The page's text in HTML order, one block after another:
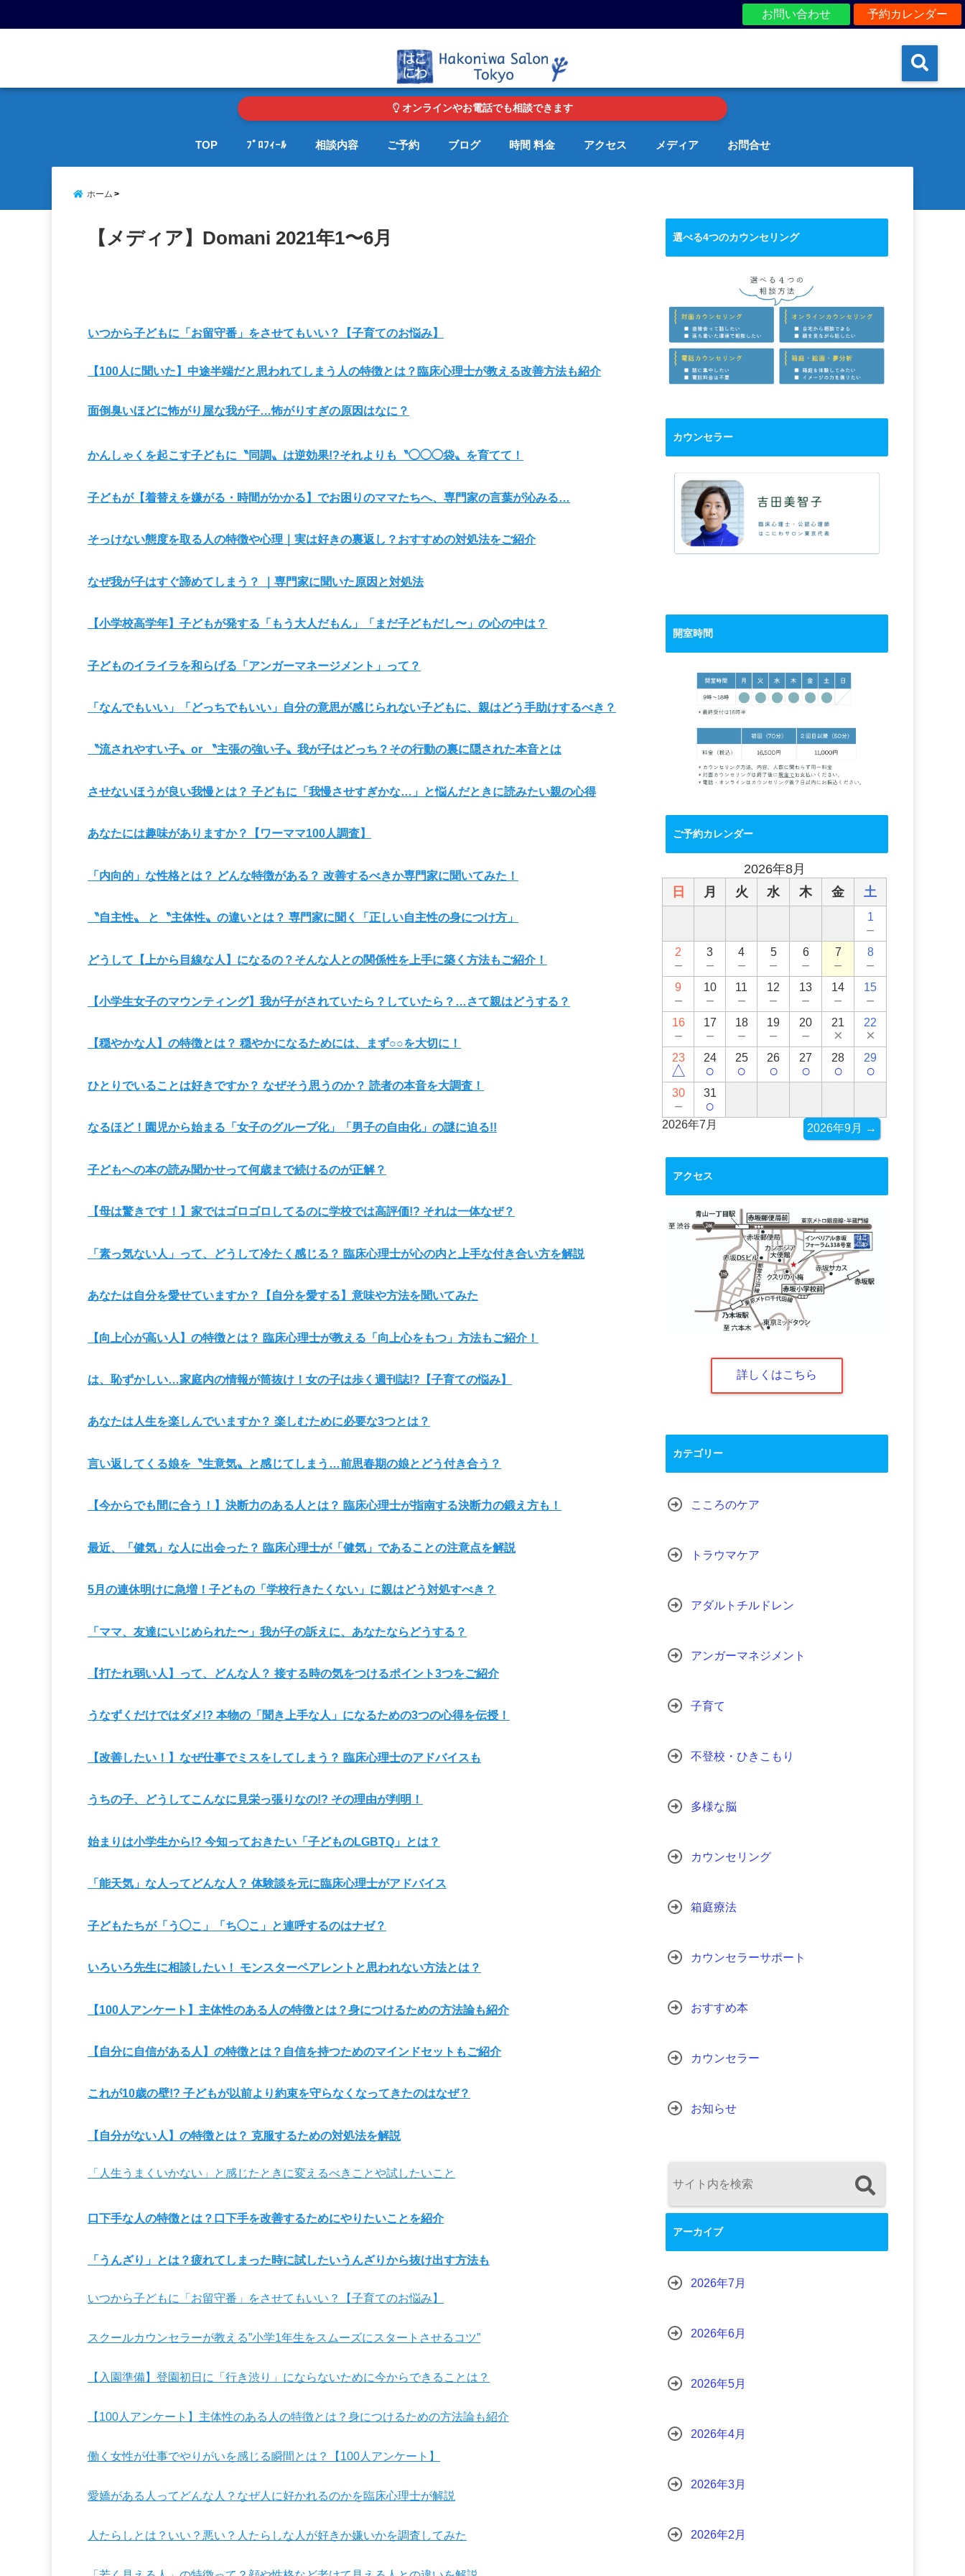
予約カレンダー
お問い合わせ
オンラインやお電話でも相談できます
TOP ﾌﾟﾛﾌｨｰﾙ 相談内容 ご予約 ブログ 時間 料金 アクセス メディア お問合せ
ホーム
【メディア】Domani 2021年1〜6月
いつから子どもに「お留守番」をさせてもいい？【子育てのお悩み】
【100人に聞いた】中途半端だと思われてしまう人の特徴とは？臨床心理士が教える改善方法も紹介
面倒臭いほどに怖がり屋な我が子…怖がりすぎの原因はなに？
かんしゃくを起こす子どもに〝同調〟は逆効果!?それよりも〝◯◯◯袋〟を育てて！
子どもが【着替えを嫌がる・時間がかかる】でお困りのママたちへ、専門家の言葉が沁みる…
そっけない態度を取る人の特徴や心理｜実は好きの裏返し？おすすめの対処法をご紹介
なぜ我が子はすぐ諦めてしまう？ ｜専門家に聞いた原因と対処法
【小学校高学年】子どもが発する「もう大人だもん」「まだ子どもだし〜」の心の中は？
子どものイライラを和らげる「アンガーマネージメント」って？
「なんでもいい」「どっちでもいい」自分の意思が感じられない子どもに、親はどう手助けするべき？
〝流されやすい子〟or 〝主張の強い子〟我が子はどっち？その行動の裏に隠された本音とは
させないほうが良い我慢とは？ 子どもに「我慢させすぎかな…」と悩んだときに読みたい親の心得
あなたには趣味がありますか？【ワーママ100人調査】
「内向的」な性格とは？ どんな特徴がある？ 改善するべきか専門家に聞いてみた！
〝自主性〟 と〝主体性〟の違いとは？ 専門家に聞く「正しい自主性の身につけ方」
どうして【上から目線な人】になるの？そんな人との関係性を上手に築く方法もご紹介！
【小学生女子のマウンティング】我が子がされていたら？していたら？…さて親はどうする？
【穏やかな人】の特徴とは？ 穏やかになるためには、まず○○を大切に！
ひとりでいることは好きですか？ なぜそう思うのか？ 読者の本音を大調査！
なるほど！園児から始まる「女子のグループ化」「男子の自由化」の謎に迫る!!
子どもへの本の読み聞かせって何歳まで続けるのが正解？
【母は驚きです！】家ではゴロゴロしてるのに学校では高評価!? それは一体なぜ？
「素っ気ない人」って、どうして冷たく感じる？ 臨床心理士が心の内と上手な付き合い方を解説
あなたは自分を愛せていますか？【自分を愛する】意味や方法を聞いてみた
【向上心が高い人】の特徴とは？ 臨床心理士が教える「向上心をもつ」方法もご紹介！
は、恥ずかしい…家庭内の情報が筒抜け！女の子は歩く週刊誌!?【子育ての悩み】
あなたは人生を楽しんでいますか？ 楽しむために必要な3つとは？
言い返してくる娘を〝生意気〟と感じてしまう…前思春期の娘とどう付き合う？
【今からでも間に合う！】決断力のある人とは？ 臨床心理士が指南する決断力の鍛え方も！
最近、「健気」な人に出会った？ 臨床心理士が「健気」であることの注意点を解説
5月の連休明けに急増！子どもの「学校行きたくない」に親はどう対処すべき？
「ママ、友達にいじめられた〜」我が子の訴えに、あなたならどうする？
【打たれ弱い人】って、どんな人？ 接する時の気をつけるポイント3つをご紹介
うなずくだけではダメ!? 本物の「聞き上手な人」になるための3つの心得を伝授！
【改善したい！】なぜ仕事でミスをしてしまう？ 臨床心理士のアドバイスも
うちの子、どうしてこんなに見栄っ張りなの!? その理由が判明！
始まりは小学生から!? 今知っておきたい「子どものLGBTQ」とは？
「能天気」な人ってどんな人？ 体験談を元に臨床心理士がアドバイス
子どもたちが「う◯こ」「ち◯こ」と連呼するのはナゼ？
いろいろ先生に相談したい！ モンスターペアレントと思われない方法とは？
【100人アンケート】主体性のある人の特徴とは？身につけるための方法論も紹介
【自分に自信がある人】の特徴とは？自信を持つためのマインドセットもご紹介
これが10歳の壁!? 子どもが以前より約束を守らなくなってきたのはなぜ？
【自分がない人】の特徴とは？ 克服するための対処法を解説
「人生うまくいかない」と感じたときに変えるべきことや試したいこと
口下手な人の特徴とは？口下手を改善するためにやりたいことを紹介
「うんざり」とは？疲れてしまった時に試したいうんざりから抜け出す方法も
いつから子どもに「お留守番」をさせてもいい？【子育てのお悩み】
スクールカウンセラーが教える”小学1年生をスムーズにスタートさせるコツ”
【入園準備】登園初日に「行き渋り」にならないために今からできることは？
【100人アンケート】主体性のある人の特徴とは？身につけるための方法論も紹介
働く女性が仕事でやりがいを感じる瞬間とは？【100人アンケート】
愛嬌がある人ってどんな人？なぜ人に好かれるのかを臨床心理士が解説
人たらしとは？いい？悪い？人たらしな人が好きか嫌いかを調査してみた
選べる4つのカウンセリング
カウンセラー
開室時間
ご予約カレンダー
2026年8月
日
月 火 水 木 金 土
1
－
2
－
3
－
4
－
5
－
6
－
7
－
8
－
9
－
10
－
11
－
12
－
13
－
14
－
15
－
16
－
17
－
18
－
19
－
20
－
21
×
22
×
23
△
24
○
25
○
26
○
27
○
28
○
29
○
30
－
31
○
2026年7月 2026年9月 →
アクセス
詳しくはこちら
カテゴリー
こころのケア
トラウマケア
アダルトチルドレン
アンガーマネジメント
子育て
不登校・ひきこもり
多様な脳
カウンセリング
箱庭療法
カウンセラーサポート
おすすめ本
カウンセラー
お知らせ
アーカイブ
2026年7月
2026年6月
2026年5月
2026年4月
2026年3月
2026年2月